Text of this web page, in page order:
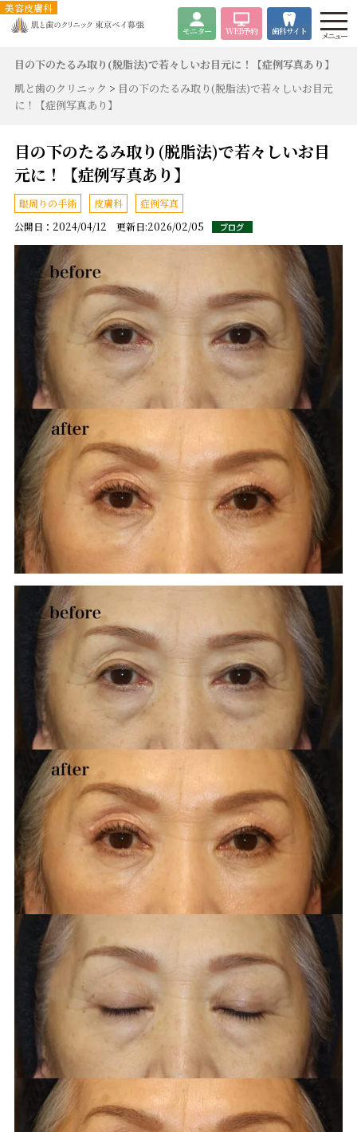
美容皮膚科
モニター WEB予約 歯科サイト メニュー
目の下のたるみ取り(脱脂法)で若々しいお目元に！【症例写真あり】
肌と歯のクリニック > 目の下のたるみ取り(脱脂法)で若々しいお目元
に！【症例写真あり】
目の下のたるみ取り(脱脂法)で若々しいお目
元に！【症例写真あり】
眼周りの手術 皮膚科
症例写真
公開日：2024/04/12 更新日:2026/02/05